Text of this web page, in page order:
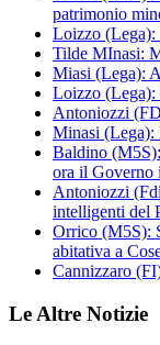
patrimonio
Loizzo (Lega):
Tilde MInasi:
Miasi (Lega):
Loizzo (Lega):
Antoniozzi
Minasi (Lega):
Baldino
ora il Governo
Antoniozzi
intelligenti del
Orrico (M5S):
abitativa a
Cannizzaro
Le Altre Notizie